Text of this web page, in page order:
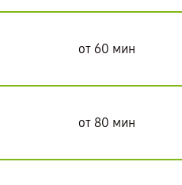
от 60 мин
от 80 мин